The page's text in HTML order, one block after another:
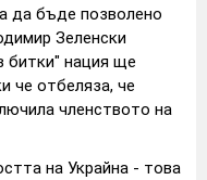
да бъде позволено
Зеленски
битки" нация ще
че отбеляза, че
членството на
на Украйна - това